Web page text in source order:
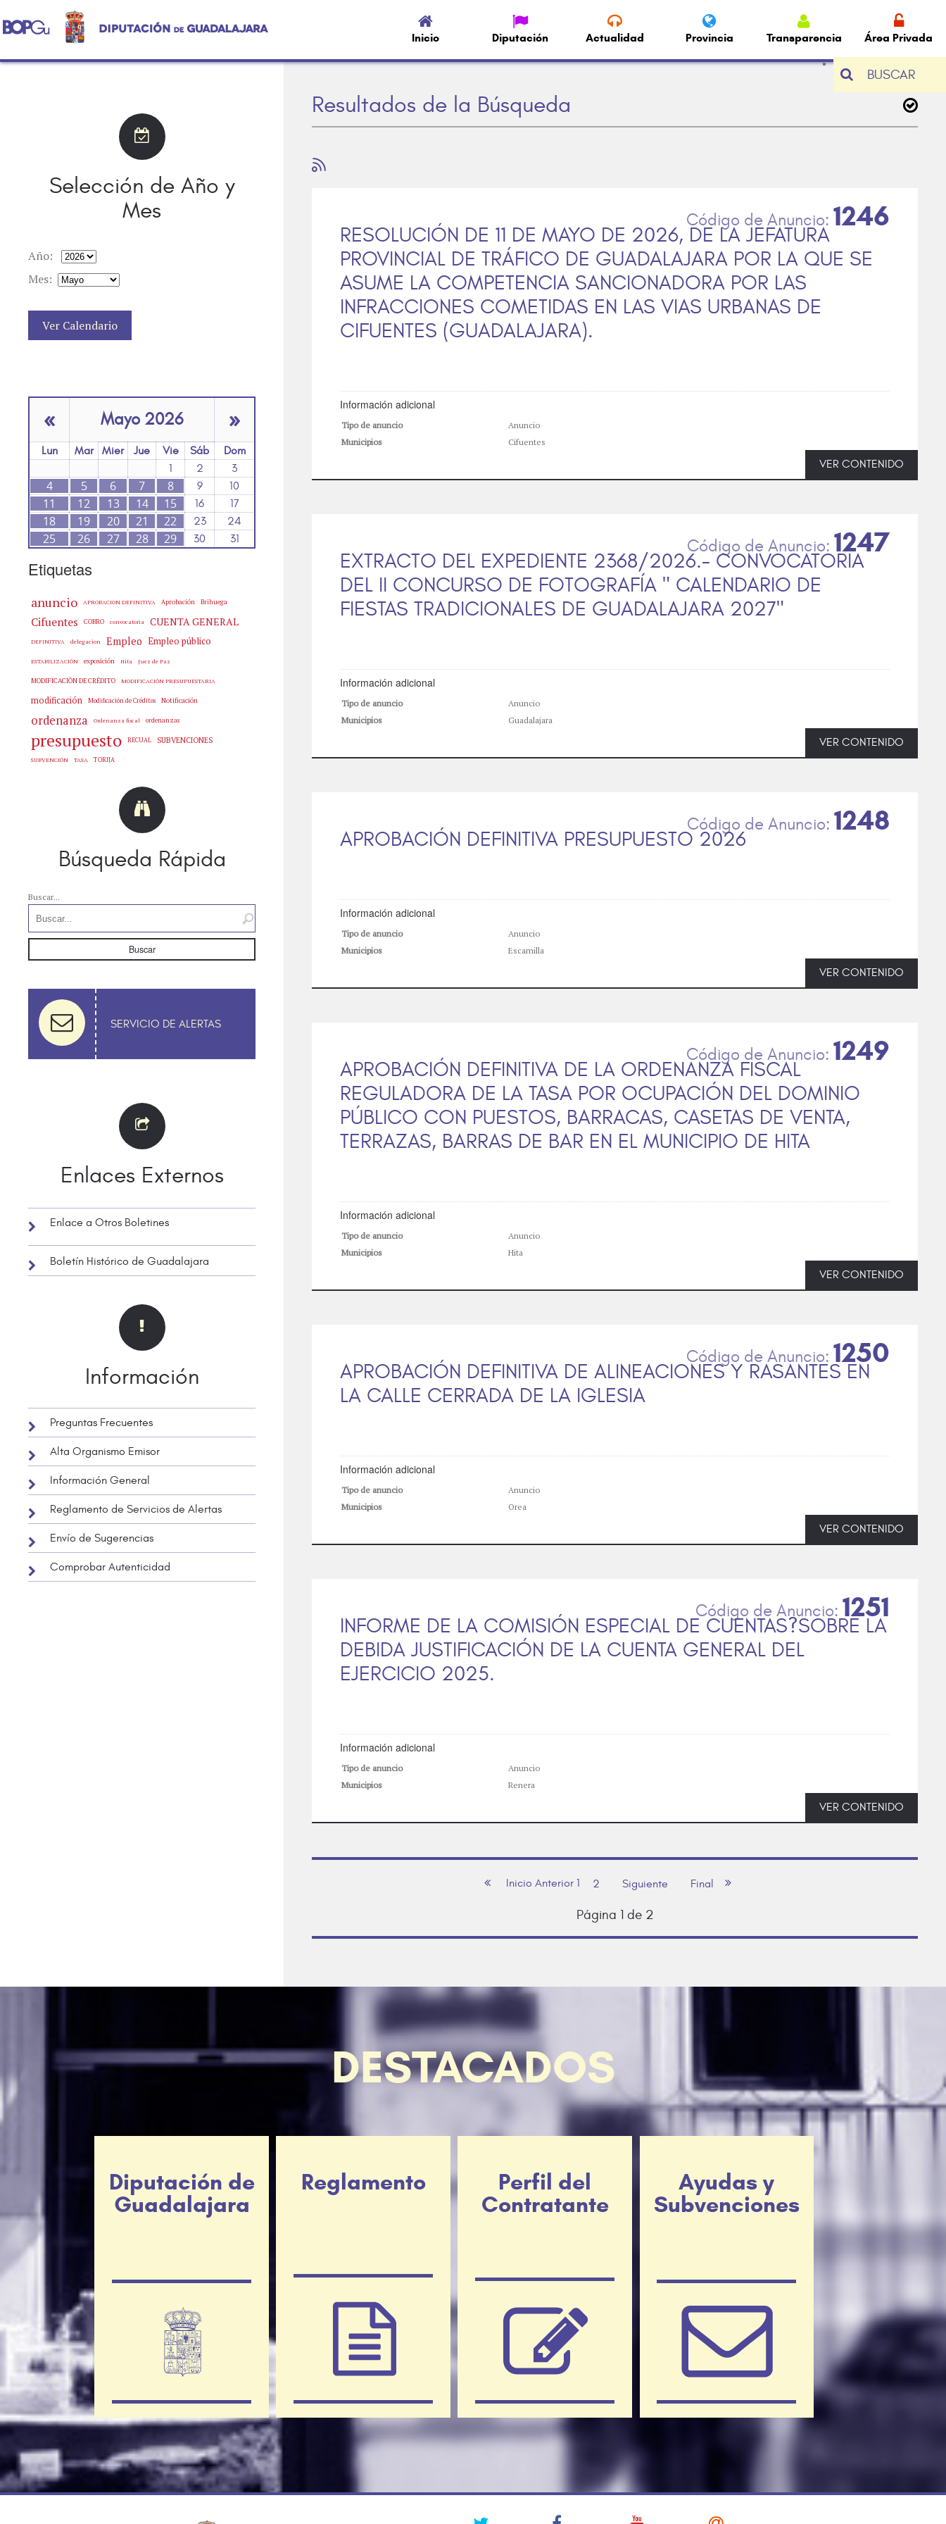
Inicio Diputación Actualidad Provincia Transparencia Área Privada
BUSCAR
Selección de Año y
Mes
Año:
Mes:
Ver Calendario
« Mayo 2026 »
Lun Mar Mier Jue Vie Sáb
Dom
1
2 3
4 5 6 7 8 9 10
11 12 13 14 15 16 17
18 19 20 21 22 23 24
25 26 27 28 29 30 31
Etiquetas
anuncio APROBACION DEFINITIVA Aprobación Brihuega
Cifuentes COBRO convocatoria CUENTA GENERAL
DEFINITIVA delegacion Empleo Empleo público
ESTABILIZACIÓN exposición Hita Juez de Paz
MODIFICACIÓN DE CRÉDITO MODIFICACIÓN PRESUPUESTARIA
modificación Modificación de Créditos Notificación
ordenanza Ordenanza fiscal ordenanzas
presupuesto RECUAL SUBVENCIONES
SUBVENCIÓN TASA TORIJA
Búsqueda Rápida
Buscar
Buscar...
SERVICIO DE ALERTAS
Enlaces Externos
Enlace a Otros Boletines
Boletín Histórico de Guadalajara
Información
Preguntas Frecuentes
Alta Organismo Emisor
Información General
Reglamento de Servicios de Alertas
Envío de Sugerencias
Comprobar Autenticidad
Resultados de la Búsqueda
RESOLUCIÓN DE 11 DE MAYO DE 2026, DE LA JEFATURA
PROVINCIAL DE TRÁFICO DE GUADALAJARA POR LA QUE SE
ASUME LA COMPETENCIA SANCIONADORA POR LAS
INFRACCIONES COMETIDAS EN LAS VIAS URBANAS DE
CIFUENTES (GUADALAJARA).
1246
Información adicional
Tipo de anuncio
Anuncio
Municipios
Cifuentes
VER CONTENIDO
EXTRACTO DEL EXPEDIENTE 2368/2026.- CONVOCATORIA
DEL II CONCURSO DE FOTOGRAFÍA " CALENDARIO DE
FIESTAS TRADICIONALES DE GUADALAJARA 2027"
1247
Información adicional
Tipo de anuncio
Anuncio
Municipios
Guadalajara
VER CONTENIDO
APROBACIÓN DEFINITIVA PRESUPUESTO 2026
1248
Información adicional
Tipo de anuncio
Anuncio
Municipios
Escamilla
VER CONTENIDO
APROBACIÓN DEFINITIVA DE LA ORDENANZA FISCAL
REGULADORA DE LA TASA POR OCUPACIÓN DEL DOMINIO
PÚBLICO CON PUESTOS, BARRACAS, CASETAS DE VENTA,
TERRAZAS, BARRAS DE BAR EN EL MUNICIPIO DE HITA
1249
Información adicional
Tipo de anuncio
Anuncio
Municipios
Hita
VER CONTENIDO
APROBACIÓN DEFINITIVA DE ALINEACIONES Y RASANTES EN
LA CALLE CERRADA DE LA IGLESIA
1250
Información adicional
Tipo de anuncio
Anuncio
Municipios
Orea
VER CONTENIDO
INFORME DE LA COMISIÓN ESPECIAL DE CUENTAS?SOBRE LA
DEBIDA JUSTIFICACIÓN DE LA CUENTA GENERAL DEL
EJERCICIO 2025.
1251
Información adicional
Tipo de anuncio
Anuncio
Municipios
Renera
VER CONTENIDO
Inicio Anterior 1 2 Siguiente Final
Página 1 de 2
DESTACADOS
Diputación de
Guadalajara
Reglamento
Perfil del
Contratante
Ayudas y
Subvenciones